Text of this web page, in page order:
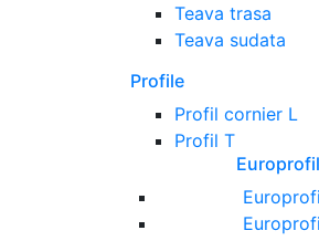
Teava trasa
Teava sudata
Profile
Profil cornier L
Profil T